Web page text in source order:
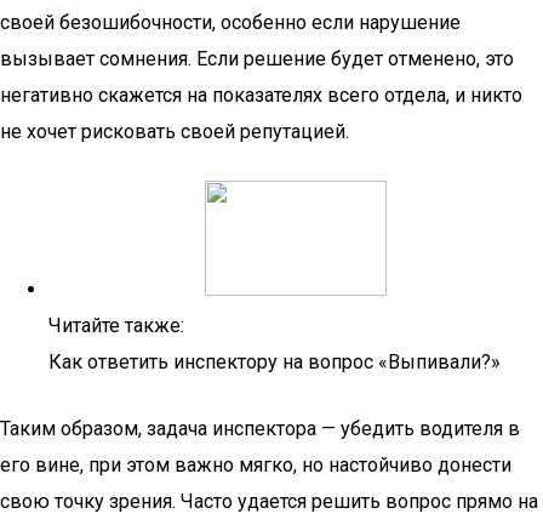
своей безошибочности, особенно если нарушение
вызывает сомнения. Если решение будет отменено, это
негативно скажется на показателях всего отдела, и никто
не хочет рисковать своей репутацией.
Читайте также:
Как ответить инспектору на вопрос «Выпивали?»
Таким образом, задача инспектора — убедить водителя в
его вине, при этом важно мягко, но настойчиво донести
свою точку зрения. Часто удается решить вопрос прямо на